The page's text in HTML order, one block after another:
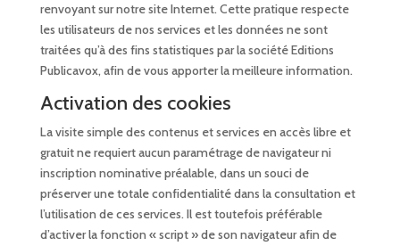
renvoyant sur notre site Internet. Cette pratique respecte
les utilisateurs de nos services et les données ne sont
traitées qu’à des fins statistiques par la société Editions
Publicavox, afin de vous apporter la meilleure information.
Activation des cookies
La visite simple des contenus et services en accès libre et
gratuit ne requiert aucun paramétrage de navigateur ni
inscription nominative préalable, dans un souci de
préserver une totale confidentialité dans la consultation et
l’utilisation de ces services. Il est toutefois préférable
d’activer la fonction « script » de son navigateur afin de